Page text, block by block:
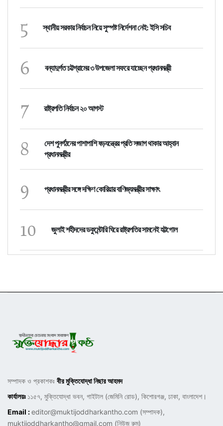
5 স্থানীয় সরকার নির্বাচন নিয়ে সুস্পষ্ট নির্দেশনা নেই: ইসি সচিব
6 বন্যাদুর্গত চট্টগ্রামের ৩ উপজেলা সফরে যাচ্ছেন প্রধানমন্ত্রী
7 রাষ্ট্রপতি নির্বাচন ২০ আগস্ট
8
দেশ পুনর্গঠনের পাশাপাশি ষড়যন্ত্রের প্রতি সজাগ থাকার আহ্বান
প্রধানমন্ত্রীর
9 প্রধানমন্ত্রীর সঙ্গে দক্ষিণ কোরিয়ার বাণিজ্যমন্ত্রীর সাক্ষাৎ
10 জুলাই শহীদদের ডকুমেন্টারি ঘিরে রাষ্ট্রপতির সামনেই হট্টগোল
সম্পাদক ও প্রকাশকঃ বীর মুক্তিযোদ্ধা নিছার আহমদ
কার্যালয়ঃ ১১৫৭, মুক্তিযোদ্ধা ভবন, গাইটাল (জেমিনি রোড), কিশোরগঞ্জ, ঢাকা, বাংলাদেশ।
Email :editor@muktijoddharkantho.com (সম্পাদক),
muktijoddharkantho@gmail.com (নিউজ রুম)